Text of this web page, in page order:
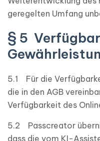
geregelten Umfang
§ 5
5.1 Für die
die in den AGB
Verfügbarkeit des
5.2 Passcreator
dass die vom KI-